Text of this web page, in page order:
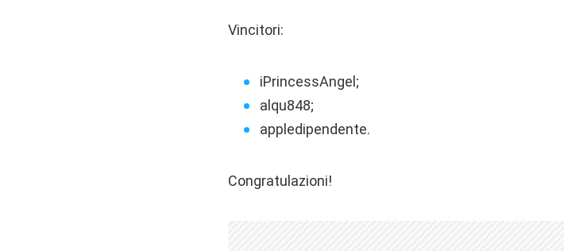
Vincitori:
iPrincessAngel;
alqu848;
appledipendente.
Congratulazioni!